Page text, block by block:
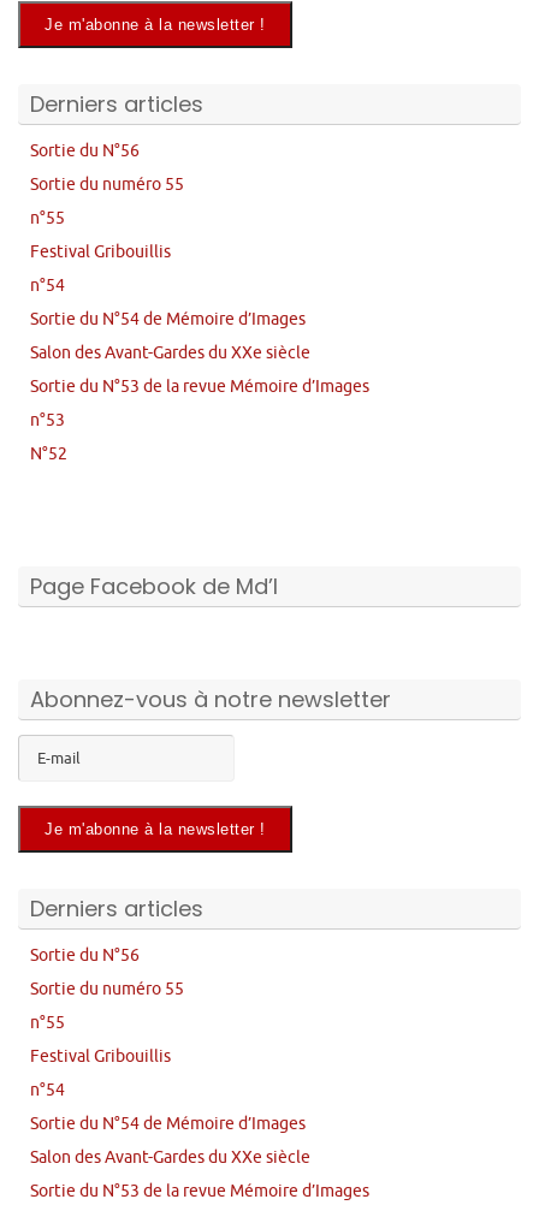
Derniers articles
Sortie du N°56
Sortie du numéro 55
n°55
Festival Gribouillis
n°54
Sortie du N°54 de Mémoire d’Images
Salon des Avant-Gardes du XXe siècle
Sortie du N°53 de la revue Mémoire d’Images
n°53
N°52
Page Facebook de Md’I
Abonnez-vous à notre newsletter
Derniers articles
Sortie du N°56
Sortie du numéro 55
n°55
Festival Gribouillis
n°54
Sortie du N°54 de Mémoire d’Images
Salon des Avant-Gardes du XXe siècle
Sortie du N°53 de la revue Mémoire d’Images